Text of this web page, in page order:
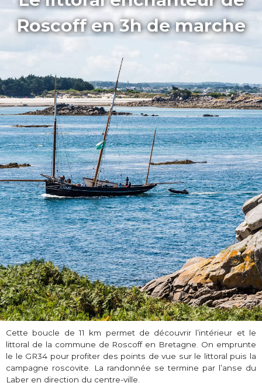
Roscoff en 3h de marche
Cette boucle de 11 km permet de découvrir l’intérieur et le
littoral de la commune de Roscoff en Bretagne. On emprunte
le le GR34 pour profiter des points de vue sur le littoral puis la
campagne roscovite. La randonnée se termine par l’anse du
Laber en direction du centre-ville.